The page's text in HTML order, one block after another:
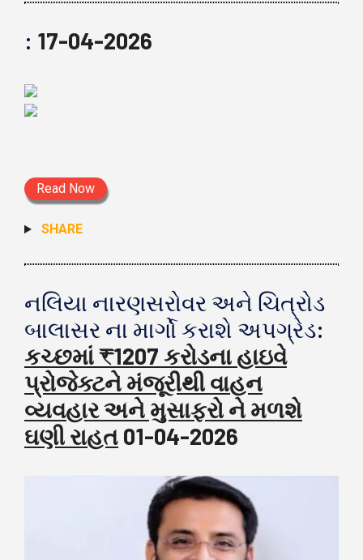
: 17-04-2026
Read Now
SHARE
નલિયા નારણસરોવર અને ચિત્રોડ
બાલાસર ના માર્ગો કરાશે અપગ્રેડ:
કચ્છમાં ₹1207 કરોડના હાઇવે
પ્રોજેક્ટને મંજૂરીથી વાહન
વ્યવહાર અને મુસાફરો ને મળશે
ઘણી રાહત 01-04-2026